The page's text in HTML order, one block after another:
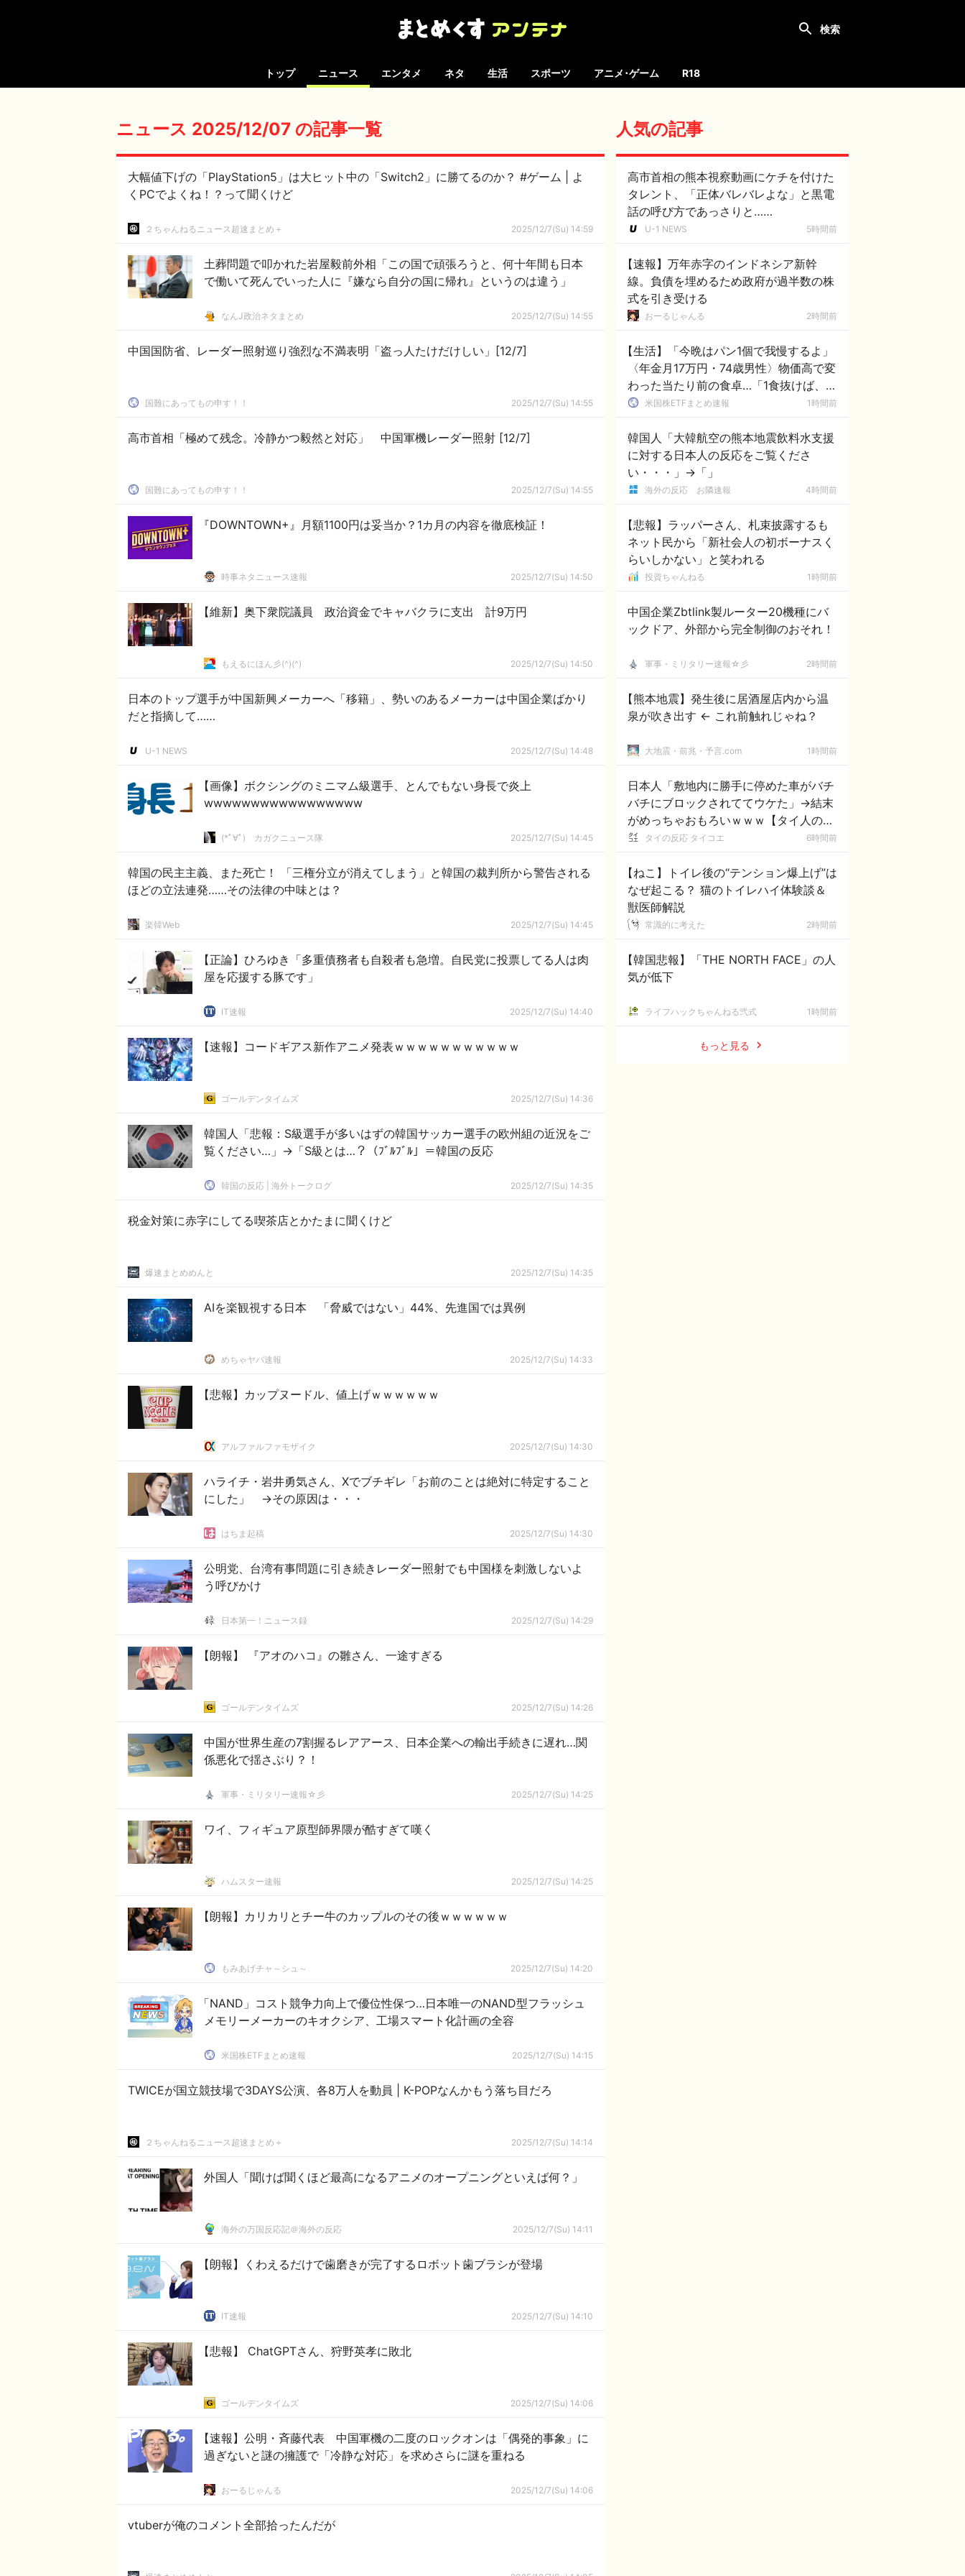
トップ ニュース エンタメ ネタ 生活 スポーツ アニメ･ゲーム R18
ニュース 2025/12/07 の記事一覧
大幅値下げの「PlayStation5」は大ヒット中の「Switch2」に勝てるのか？ #ゲーム | よ
くPCでよくね！？って聞くけど
２ちゃんねるニュース超速まとめ＋ 2025/12/7(Su) 14:59
土葬問題で叩かれた岩屋毅前外相「この国で頑張ろうと、何十年間も日本
で働いて死んでいった人に『嫌なら自分の国に帰れ』というのは違う」
なんJ政治ネタまとめ 2025/12/7(Su) 14:55
中国国防省、レーダー照射巡り強烈な不満表明「盗っ人たけだけしい」[12/7]
国難にあってもの申す！！ 2025/12/7(Su) 14:55
高市首相「極めて残念。冷静かつ毅然と対応」 中国軍機レーダー照射 [12/7]
国難にあってもの申す！！ 2025/12/7(Su) 14:55
『DOWNTOWN+』月額1100円は妥当か？1カ月の内容を徹底検証！
時事ネタニュース速報 2025/12/7(Su) 14:50
【維新】奥下衆院議員 政治資金でキャバクラに支出 計9万円
もえるにほん彡(^)(^) 2025/12/7(Su) 14:50
日本のトップ選手が中国新興メーカーへ「移籍」、勢いのあるメーカーは中国企業ばかり
だと指摘して……
U-1 NEWS 2025/12/7(Su) 14:48
【画像】ボクシングのミニマム級選手、とんでもない身長で炎上
wwwwwwwwwwwwwwwww
(*ﾟ∀ﾟ)ゞカガクニュース隊 2025/12/7(Su) 14:45
韓国の民主主義、また死亡！ 「三権分立が消えてしまう」と韓国の裁判所から警告される
ほどの立法連発……その法律の中味とは？
楽韓Web 2025/12/7(Su) 14:45
【正論】ひろゆき「多重債務者も自殺者も急増。自民党に投票してる人は肉
屋を応援する豚です」
IT速報 2025/12/7(Su) 14:40
【速報】コードギアス新作アニメ発表ｗｗｗｗｗｗｗｗｗｗｗ
ゴールデンタイムズ 2025/12/7(Su) 14:36
韓国人「悲報：S級選手が多いはずの韓国サッカー選手の欧州組の近況をご
覧ください…」→「S級とは…？（ﾌﾞﾙﾌﾞﾙ」＝韓国の反応
韓国の反応 | 海外トークログ 2025/12/7(Su) 14:35
税金対策に赤字にしてる喫茶店とかたまに聞くけど
爆速まとめめんと 2025/12/7(Su) 14:35
AIを楽観視する日本 「脅威ではない」44%、先進国では異例
めちゃヤバ速報 2025/12/7(Su) 14:33
【悲報】カップヌードル、値上げｗｗｗｗｗｗ
アルファルファモザイク 2025/12/7(Su) 14:30
ハライチ・岩井勇気さん、Xでブチギレ「お前のことは絶対に特定すること
にした」 →その原因は・・・
はちま起稿 2025/12/7(Su) 14:30
公明党、台湾有事問題に引き続きレーダー照射でも中国様を刺激しないよ
う呼びかけ
日本第一！ニュース録 2025/12/7(Su) 14:29
【朗報】 『アオのハコ』の雛さん、一途すぎる
ゴールデンタイムズ 2025/12/7(Su) 14:26
中国が世界生産の7割握るレアアース、日本企業への輸出手続きに遅れ…関
係悪化で揺さぶり？！
軍事・ミリタリー速報☆彡 2025/12/7(Su) 14:25
ワイ、フィギュア原型師界隈が酷すぎて嘆く
ハムスター速報 2025/12/7(Su) 14:25
【朗報】カリカリとチー牛のカップルのその後ｗｗｗｗｗｗ
もみあげチャ～シュ～ 2025/12/7(Su) 14:20
「NAND」コスト競争力向上で優位性保つ…日本唯一のNAND型フラッシュ
メモリーメーカーのキオクシア、工場スマート化計画の全容
米国株ETFまとめ速報 2025/12/7(Su) 14:15
TWICEが国立競技場で3DAYS公演、各8万人を動員 | K-POPなんかもう落ち目だろ
２ちゃんねるニュース超速まとめ＋ 2025/12/7(Su) 14:14
外国人「聞けば聞くほど最高になるアニメのオープニングといえば何？」
海外の万国反応記＠海外の反応 2025/12/7(Su) 14:11
【朗報】くわえるだけで歯磨きが完了するロボット歯ブラシが登場
IT速報 2025/12/7(Su) 14:10
【悲報】 ChatGPTさん、狩野英孝に敗北
ゴールデンタイムズ 2025/12/7(Su) 14:06
【速報】公明・斉藤代表 中国軍機の二度のロックオンは「偶発的事象」に
過ぎないと謎の擁護で「冷静な対応」を求めさらに謎を重ねる
おーるじゃんる 2025/12/7(Su) 14:06
vtuberが俺のコメント全部拾ったんだが
人気の記事
高市首相の熊本視察動画にケチを付けた
タレント、「正体バレバレよな」と黒電
話の呼び方であっさりと……
U-1 NEWS 5時間前
【速報】万年赤字のインドネシア新幹
線。負債を埋めるため政府が過半数の株
式を引き受ける
おーるじゃんる 2時間前
【生活】「今晩はパン1個で我慢するよ」
〈年金月17万円・74歳男性〉物価高で変
わった当たり前の食卓…「1食抜けば、数
百円は使わずに済む」
米国株ETFまとめ速報 1時間前
韓国人「大韓航空の熊本地震飲料水支援
に対する日本人の反応をご覧くださ
い・・・」→「」
海外の反応 お隣速報 4時間前
【悲報】ラッパーさん、札束披露するも
ネット民から「新社会人の初ボーナスく
らいしかない」と笑われる
投資ちゃんねる 1時間前
中国企業Zbtlink製ルーター20機種にバ
ックドア、外部から完全制御のおそれ！
軍事・ミリタリー速報☆彡 2時間前
【熊本地震】発生後に居酒屋店内から温
泉が吹き出す ← これ前触れじゃね？
大地震・前兆・予言.com 1時間前
日本人「敷地内に勝手に停めた車がバチ
バチにブロックされててウケた」→結末
がめっちゃおもろいｗｗｗ【タイ人の反
応】タイの反応 タイコエ 6時間前
【ねこ】トイレ後の“テンション爆上げ”は
なぜ起こる？ 猫のトイレハイ体験談＆
獣医師解説
常識的に考えた 2時間前
【韓国悲報】「THE NORTH FACE」の人
気が低下
ライフハックちゃんねる弐式 1時間前
もっと見る